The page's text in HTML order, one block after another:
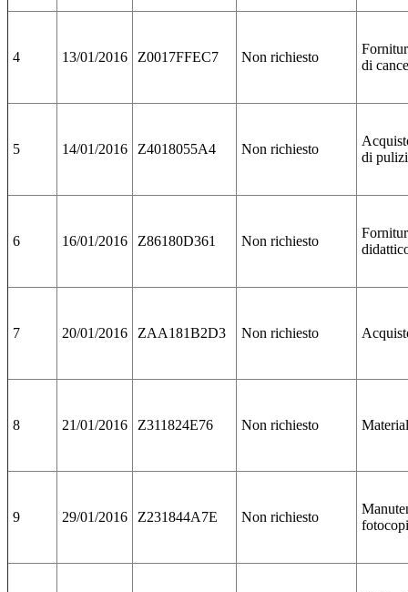
4 13/01/2016 Z0017FFEC7 Non richiesto
di
5 14/01/2016 Z4018055A4 Non richiesto
di
6 16/01/2016 Z86180D361 Non richiesto
7 20/01/2016 ZAA181B2D3 Non richiesto
8 21/01/2016 Z311824E76 Non richiesto
9 29/01/2016 Z231844A7E Non richiesto